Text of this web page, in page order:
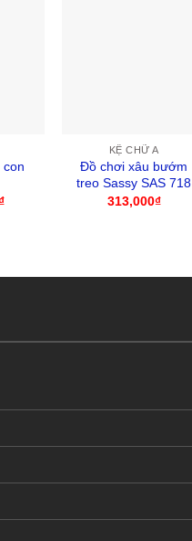
con
KỆ CHỮ A
Đồ chơi xâu bướm
treo Sassy SAS 718
313,000₫